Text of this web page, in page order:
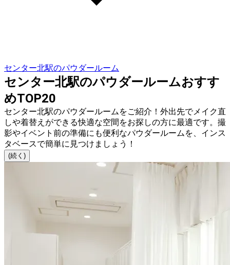
センター北駅のパウダールーム
センター北駅のパウダールームおすす
めTOP20
センター北駅のパウダールームをご紹介！外出先でメイク直
しや着替えができる快適な空間をお探しの方に最適です。撮
影やイベント前の準備にも便利なパウダールームを、インス
タベースで簡単に見つけましょう！
(続く)